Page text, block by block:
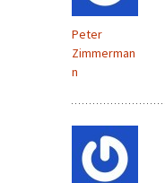
Peter
Zimmerman
n